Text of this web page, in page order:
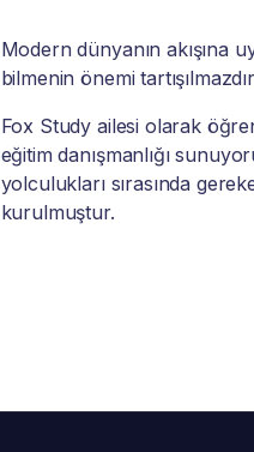
Modern dünyanın akışına
bilmenin önemi
Fox Study ailesi olarak
eğitim danışmanlığı
yolculukları sırasında
kurulmuştur.